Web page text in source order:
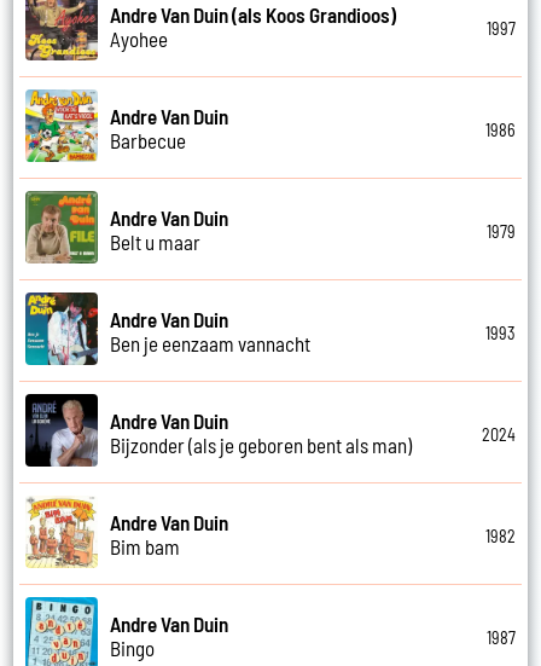
Andre Van Duin (als Koos Grandioos)
Ayohee
1997
Andre Van Duin
Barbecue
1986
Andre Van Duin
Belt u maar
1979
Andre Van Duin
Ben je eenzaam vannacht
1993
Andre Van Duin
Bijzonder (als je geboren bent als man)
2024
Andre Van Duin
Bim bam
1982
Andre Van Duin
Bingo
1987